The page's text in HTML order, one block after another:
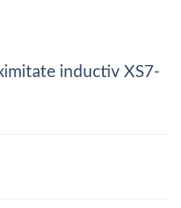
inductiv XS7-